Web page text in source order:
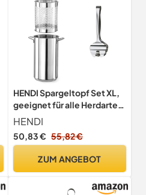
HENDI Spargeltopf Set XL,
geeignet für alle Herdarten,
5,5L, ø160x(H)280mm,
Edelstahl 18/0 & WMF
Spargelzange 16 cm,
poliert, Servierzange für
HENDI
50,83 € 55,82 €
ZUM ANGEBOT